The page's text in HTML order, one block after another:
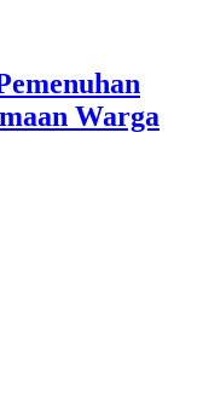
Warga